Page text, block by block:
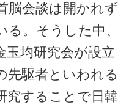
脳会談は開かれず
。そうした中、
玉均研究会が設立
先駆者といわれる
究することで日韓